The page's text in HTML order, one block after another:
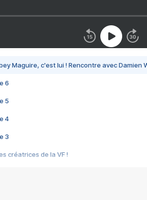
Maguire, c'est lui ! Rencontre avec Damien
6
5
4
3
créatrices de la VF !